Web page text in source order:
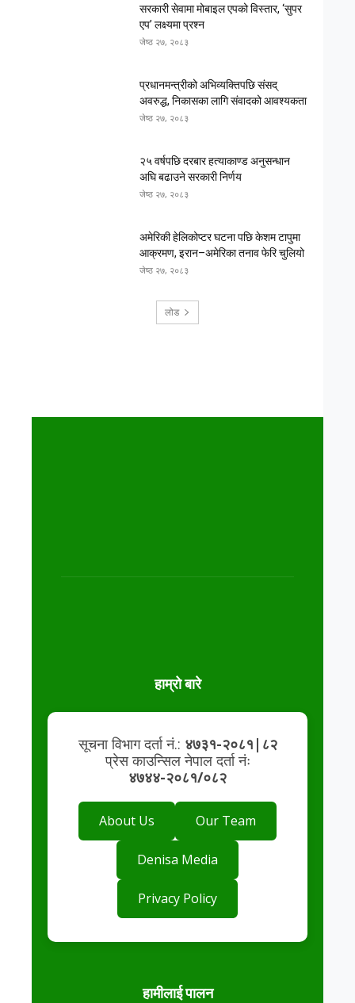
सरकारी सेवामा मोबाइल एपको विस्तार, ‘सुपर
एप’ लक्ष्यमा प्रश्न
जेष्ठ २७, २०८३
प्रधानमन्त्रीको अभिव्यक्तिपछि संसद्
अवरुद्ध, निकासका लागि संवादको आवश्यकता
जेष्ठ २७, २०८३
२५ वर्षपछि दरबार हत्याकाण्ड अनुसन्धान
अघि बढाउने सरकारी निर्णय
जेष्ठ २७, २०८३
अमेरिकी हेलिकोप्टर घटना पछि केशम टापुमा
आक्रमण, इरान–अमेरिका तनाव फेरि चुलियो
जेष्ठ २७, २०८३
लोड
हाम्रो बारे
सूचना विभाग दर्ता नं.: ४७३१-२०८१|८२
प्रेस काउन्सिल नेपाल दर्ता नंः
४७४४-२०८१/०८२
About Us Our Team
Denisa Media
Privacy Policy
हामीलाई पालन